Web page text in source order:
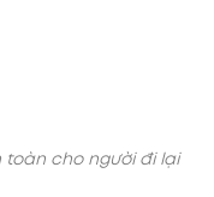
toàn cho người đi lại